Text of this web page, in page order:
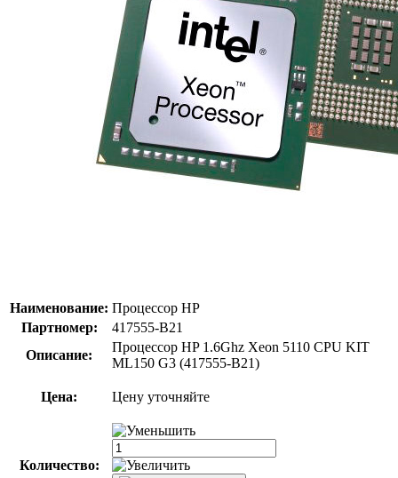
Наименование: Процессор HP
Партномер:
417555-B21
Описание:
Процессор HP 1.6Ghz Xeon 5110 CPU KIT
ML150 G3 (417555-B21)
Цена: Цену уточняйте
Количество: